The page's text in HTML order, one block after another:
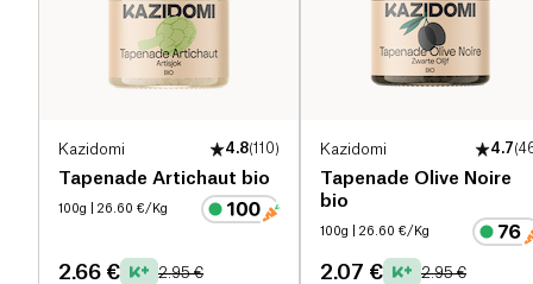
Kazidomi 4.8(110)
Tapenade Artichaut bio
100g | 26.60 €/Kg
2.66 € 2.95 €
Kazidomi 4.7(
Tapenade Olive Noire
bio
100g | 26.60 €/Kg
2.07 € 2.95 €
1.5 g